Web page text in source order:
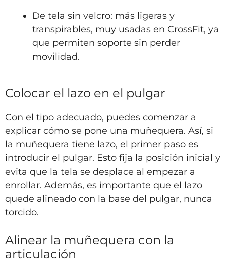
De tela sin velcro: más ligeras y
transpirables, muy usadas en CrossFit, ya
que permiten soporte sin perder
movilidad.
Colocar el lazo en el pulgar
Con el tipo adecuado, puedes comenzar a
explicar cómo se pone una muñequera. Así, si
la muñequera tiene lazo, el primer paso es
introducir el pulgar. Esto fija la posición inicial y
evita que la tela se desplace al empezar a
enrollar. Además, es importante que el lazo
quede alineado con la base del pulgar, nunca
torcido.
Alinear la muñequera con la
articulación